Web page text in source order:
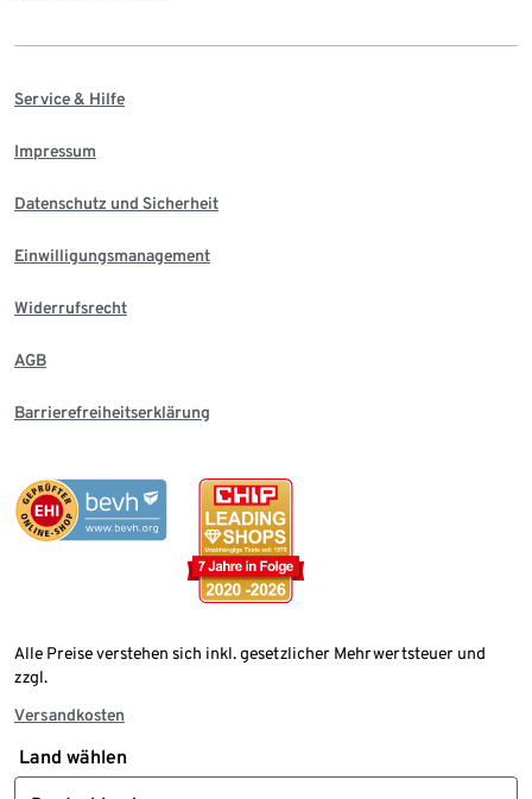
Service & Hilfe
Impressum
Datenschutz und Sicherheit
Einwilligungsmanagement
Widerrufsrecht
AGB
Barrierefreiheitserklärung
Alle Preise verstehen sich inkl. gesetzlicher Mehrwertsteuer und
zzgl.
Versandkosten
Land wählen